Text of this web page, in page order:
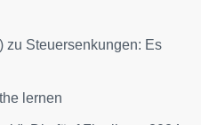
zu Steuersenkungen: Es
lernen